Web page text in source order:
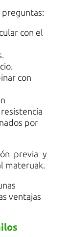
con el
con
por
previa y
materuak.
ventajas